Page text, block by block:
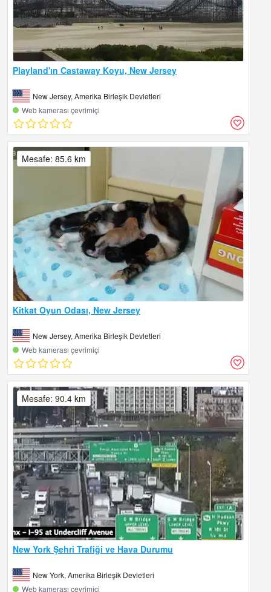
Playland'ın Castaway Koyu, New Jersey
New Jersey, Amerika Birleşik Devletleri
Web kamerası çevrimiçi
Kitkat Oyun Odası, New Jersey
New Jersey, Amerika Birleşik Devletleri
Web kamerası çevrimiçi
Mesafe: 85.6 km
New York Şehri Trafiği ve Hava Durumu
New York, Amerika Birleşik Devletleri
Web kamerası çevrimiçi
Mesafe: 90.4 km